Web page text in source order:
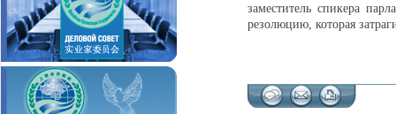
заместитель спикера
резолюцию, которая